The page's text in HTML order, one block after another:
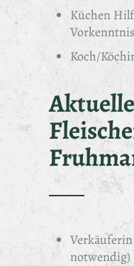
Küchen
Koch/
notwendig)